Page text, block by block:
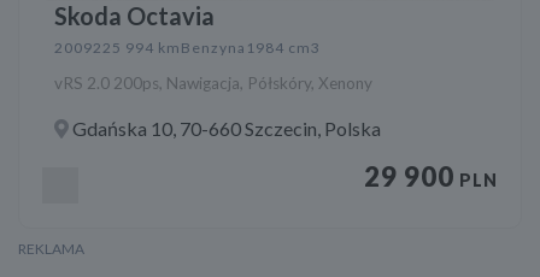
Skoda Octavia
2009225 994 km Benzyna 1984 cm3
vRS 2.0 200ps, Nawigacja, Półskóry, Xenony
Gdańska 10, 70-660 Szczecin, Polska
29 900 PLN